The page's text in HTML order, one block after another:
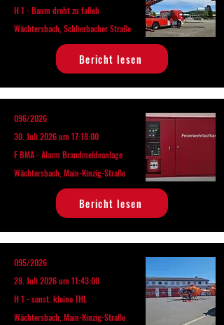
H 1 - Baum droht zu falleb
Wächtersbach, Schlierbacher Straße
Bericht lesen
096/2026
30. Juli 2026 um 17:18:00
F BMA - Alarm Brandmeldeanlage
Wächtersbach, Main-Kinzig-Straße
Bericht lesen
095/2026
28. Juli 2026 um 11:43:00
H 1 - sonst. kleine THL
Wächtersbach, Main-Kinzig-Straße